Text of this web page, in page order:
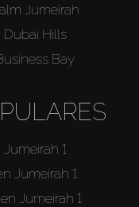
Jumeirah
Hills
Bay
1
Jumeirah 1
Jumeirah 1